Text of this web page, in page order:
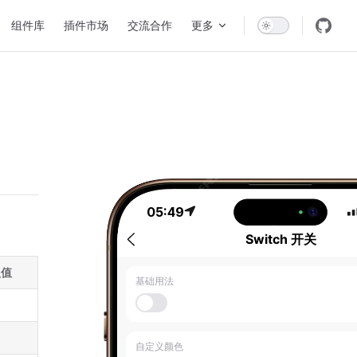
组件库 插件市场 交流合作 更多
05:49